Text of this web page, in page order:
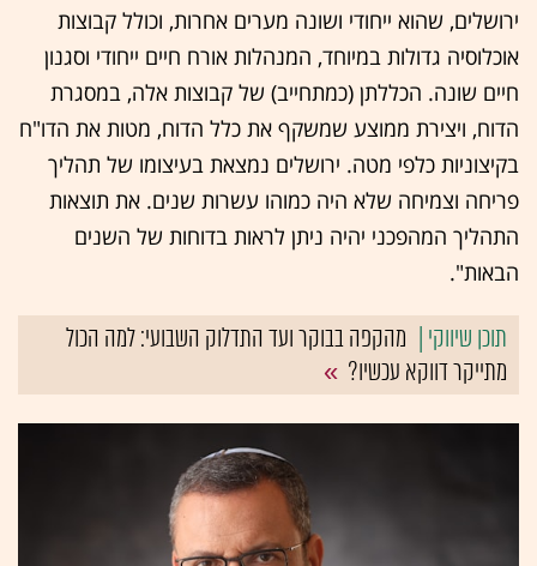
ירושלים, שהוא ייחודי ושונה מערים אחרות, וכולל קבוצות
אוכלוסיה גדולות במיוחד, המנהלות אורח חיים ייחודי וסגנון
חיים שונה. הכללתן (כמתחייב) של קבוצות אלה, במסגרת
הדוח, ויצירת ממוצע שמשקף את כלל הדוח, מטות את הדו"ח
בקיצוניות כלפי מטה. ירושלים נמצאת בעיצומו של תהליך
פריחה וצמיחה שלא היה כמוהו עשרות שנים. את תוצאות
התהליך המהפכני יהיה ניתן לראות בדוחות של השנים
הבאות".
מהקפה בבוקר ועד התדלוק השבועי: למה הכול
מתייקר דווקא עכשיו?